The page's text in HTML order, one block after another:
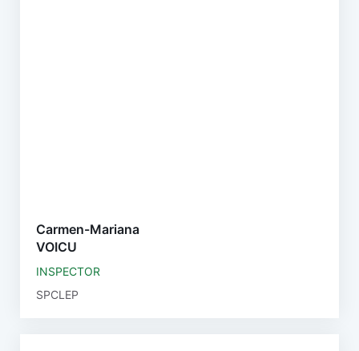
Carmen-Mariana
VOICU
INSPECTOR
SPCLEP